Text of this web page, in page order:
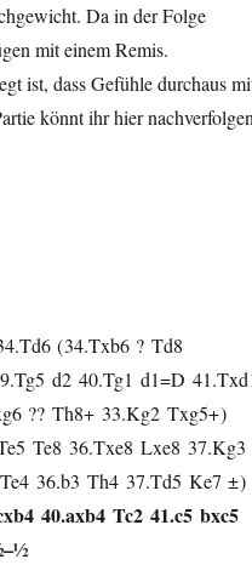
Da in der Folge
mit einem Remis.
ist, dass Gefühle durchaus
könnt ihr hier
Td6 34.Txb6 ? Td8
Tg5 d2 40.Tg1 d1=D 41.
?? Th8+ 33.Kg2 Txg5+
Te8 36.Txe8 Lxe8 37.Kg3
Te4 36.b3 Th4 37.Td5 Ke7 ±
40.axb4 Tc2 41.c5 bxc5